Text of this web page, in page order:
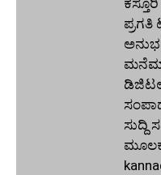
ಸುದ್ದಿ
ಮೂಲಕ